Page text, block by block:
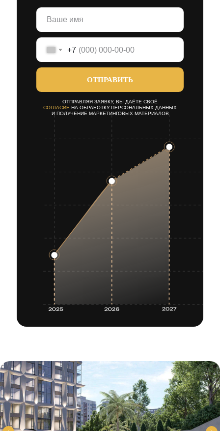
+7
ОТПРАВИТЬ
ОТПРАВЛЯЯ ЗАЯВКУ, ВЫ ДАЁТЕ СВОЁ
СОГЛАСИЕ НА ОБРАБОТКУ ПЕРСОНАЛЬНЫХ ДАННЫХ
И ПОЛУЧЕНИЕ МАРКЕТИНГОВЫХ МАТЕРИАЛОВ